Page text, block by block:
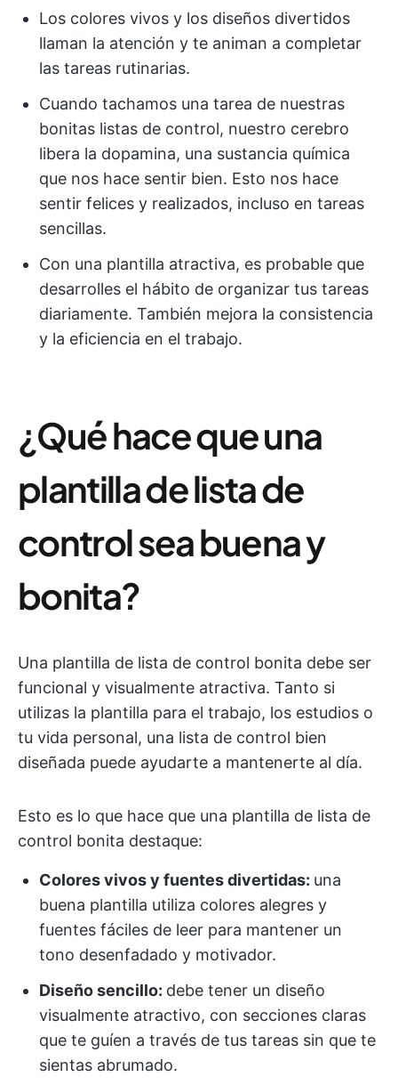
Los colores vivos y los diseños divertidos
llaman la atención y te animan a completar
las tareas rutinarias.
Cuando tachamos una tarea de nuestras
bonitas listas de control, nuestro cerebro
libera la dopamina, una sustancia química
que nos hace sentir bien. Esto nos hace
sentir felices y realizados, incluso en tareas
sencillas.
Con una plantilla atractiva, es probable que
desarrolles el hábito de organizar tus tareas
diariamente. También mejora la consistencia
y la eficiencia en el trabajo.
¿Qué hace que una
plantilla de lista de
control sea buena y
bonita?
Una plantilla de lista de control bonita debe ser
funcional y visualmente atractiva. Tanto si
utilizas la plantilla para el trabajo, los estudios o
tu vida personal, una lista de control bien
diseñada puede ayudarte a mantenerte al día.
Esto es lo que hace que una plantilla de lista de
control bonita destaque:
Colores vivos y fuentes divertidas: una
buena plantilla utiliza colores alegres y
fuentes fáciles de leer para mantener un
tono desenfadado y motivador.
Diseño sencillo: debe tener un diseño
visualmente atractivo, con secciones claras
que te guíen a través de tus tareas sin que te
sientas abrumado.